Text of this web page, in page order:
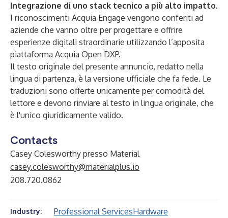
Integrazione di uno stack tecnico a più alto impatto.
I riconoscimenti Acquia Engage vengono conferiti ad
aziende che vanno oltre per progettare e offrire
esperienze digitali straordinarie utilizzando l’apposita
piattaforma Acquia Open DXP.
Il testo originale del presente annuncio, redatto nella
lingua di partenza, è la versione ufficiale che fa fede. Le
traduzioni sono offerte unicamente per comodità del
lettore e devono rinviare al testo in lingua originale, che
è l'unico giuridicamente valido.
Contacts
Casey Colesworthy presso Material
casey.colesworthy@materialplus.io
208.720.0862
Industry: Professional ServicesHardware